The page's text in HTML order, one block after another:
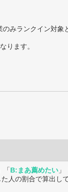
みランクイン対象
ります。
「B:まあ薦めたい 」
た人の割合で算出し